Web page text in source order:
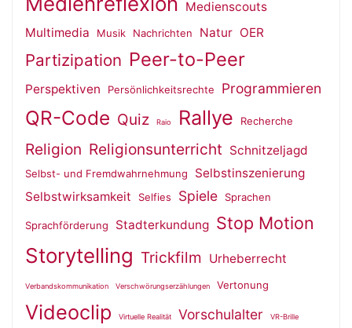
Medienscouts
Multimedia
Musik Nachrichten Natur OER
Partizipation Peer-to-Peer
Perspektiven Persönlichkeitsrechte Programmieren
QR-Code Quiz Raio Rallye Recherche
Religion Religionsunterricht Schnitzeljagd
Selbst- und Fremdwahrnehmung
Selbstinszenierung
Selbstwirksamkeit
Selfies Spiele Sprachen
Sprachförderung Stadterkundung Stop Motion
Storytelling Trickfilm Urheberrecht
Verbandskommunikation Verschwörungserzählungen Vertonung
Videoclip Virtuelle Realität Vorschulalter VR-Brille